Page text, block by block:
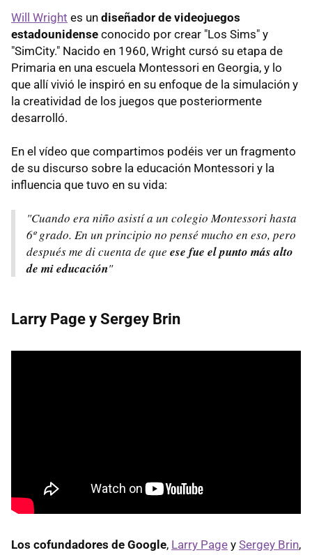
Will Wright es un diseñador de videojuegos
estadounidense conocido por crear "Los Sims" y
"SimCity." Nacido en 1960, Wright cursó su etapa de
Primaria en una escuela Montessori en Georgia, y lo
que allí vivió le inspiró en su enfoque de la simulación y
la creatividad de los juegos que posteriormente
desarrolló.
En el vídeo que compartimos podéis ver un fragmento
de su discurso sobre la educación Montessori y la
influencia que tuvo en su vida:
"Cuando era niño asistí a un colegio Montessori hasta
6º grado. En un principio no pensé mucho en eso, pero
después me di cuenta de que ese fue el punto más alto
de mi educación"
Larry Page y Sergey Brin
Los cofundadores de Google, Larry Page y Sergey Brin,